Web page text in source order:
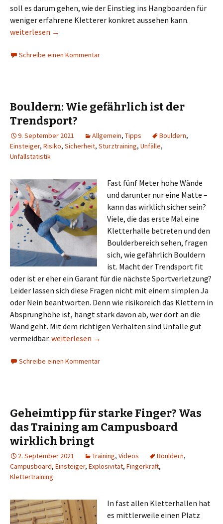
soll es darum gehen, wie der Einstieg ins Hangboarden für
weniger erfahrene Kletterer konkret aussehen kann.
Als Klettereinsteiger am Griffbrett: So startest du ins
weiterlesen →
Schreibe einen Kommentar
Bouldern: Wie gefährlich ist der
Trendsport?
9. September 2021 Allgemein, Tipps Bouldern,
Einsteiger, Risiko, Sicherheit, Sturztraining, Unfälle,
Unfallstatistik
Fast fünf Meter hohe Wände
und darunter nur eine Matte –
kann das wirklich sicher sein?
Viele, die das erste Mal eine
Kletterhalle betreten und den
Boulderbereich sehen, fragen
sich, wie gefährlich Bouldern
ist. Macht der Trendsport fit
oder ist er eher ein Garant für die nächste Sportverletzung?
Leider lassen sich diese Fragen nicht mit einem simplen Ja
oder Nein beantworten. Denn wie risikoreich das Klettern in
Absprunghöhe ist, hängt stark davon ab, wer dort an die
Wand geht. Mit dem richtigen Verhalten sind Unfälle gut
vermeidbar. Bouldern: Wie gefährlich ist der Trendsport?
weiterlesen →
Schreibe einen Kommentar
Geheimtipp für starke Finger? Was
das Training am Campusboard
wirklich bringt
2. September 2021 Training, Videos Bouldern,
Campusboard, Einsteiger, Explosivität, Fingerkraft,
Klettertraining
In fast allen Kletterhallen hat
es mittlerweile einen Platz